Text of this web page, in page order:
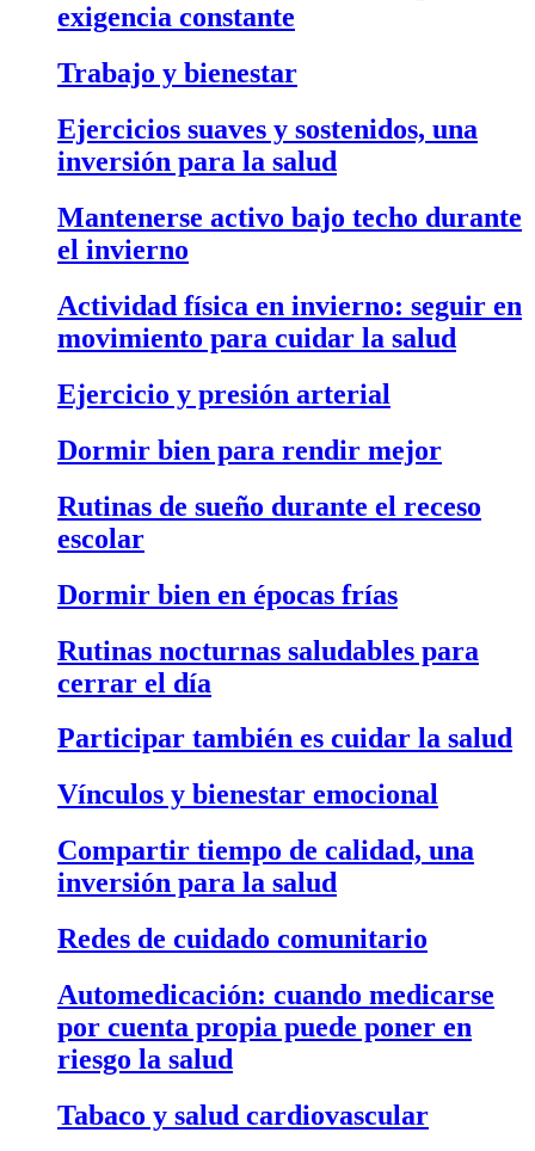
exigencia constante
Trabajo y bienestar
Ejercicios suaves y sostenidos, una
inversión para la salud
Mantenerse activo bajo techo durante
el invierno
Actividad física en invierno: seguir en
movimiento para cuidar la salud
Ejercicio y presión arterial
Dormir bien para rendir mejor
Rutinas de sueño durante el receso
escolar
Dormir bien en épocas frías
Rutinas nocturnas saludables para
cerrar el día
Participar también es cuidar la salud
Vínculos y bienestar emocional
Compartir tiempo de calidad, una
inversión para la salud
Redes de cuidado comunitario
Automedicación: cuando medicarse
por cuenta propia puede poner en
riesgo la salud
Tabaco y salud cardiovascular